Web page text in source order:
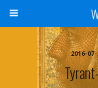
2016-